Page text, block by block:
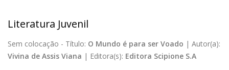
Literatura Juvenil
Sem colocação - Título: O Mundo é para ser Voado | Autor(a):
Vivina de Assis Viana | Editora(s): Editora Scipione S.A